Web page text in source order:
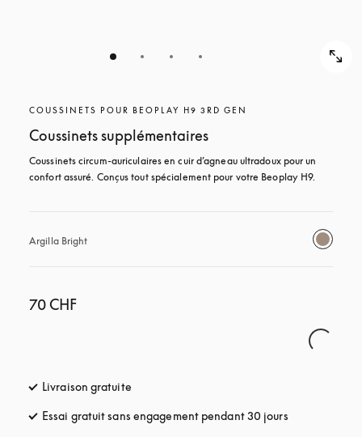
COUSSINETS POUR BEOPLAY H9 3RD GEN
Coussinets supplémentaires
Coussinets circum-auriculaires en cuir d’agneau ultradoux pour un
confort assuré. Conçus tout spécialement pour votre Beoplay H9.
Argilla Bright
70 CHF
Livraison gratuite
Essai gratuit sans engagement pendant 30 jours